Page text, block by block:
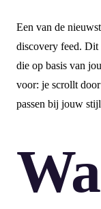
Een van de
discovery feed. Dit
die op basis van
voor: je scrollt
passen bij jouw